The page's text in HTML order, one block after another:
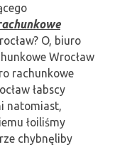
O, biuro
Wrocław
rachunkowe
łabscy
natomiast,
łoiliśmy
chybnęliby